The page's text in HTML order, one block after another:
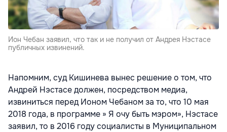
Ион Чебан заявил, что так и не получил от Андрея Нэстасе
публичных извинений.
Напомним, суд Кишинева вынес решение о том, что
Андрей Нэстасе должен, посредством медиа,
извиниться перед Ионом Чебаном за то, что 10 мая
2018 года, в программе » Я очу быть мэром», Нэстасе
заявил, то в 2016 году социалисты в Муниципальном